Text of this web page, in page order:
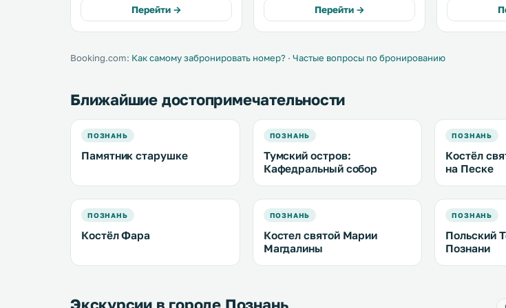
бесплатным беспроводным
доступом в Интернет и отдельной
ванной комнатой. .
Перейти →
города Сважендз. К услугам
гостей номера с Wi-Fi и бесплатная
частная парковка. .
Перейти →
интерьером
с
доступом в
Booking.com: Как самому забронировать номер? · Частые вопросы по бронированию
Ближайшие достопримечательности
ПОЗНАНЬ
Памятник старушке
ПОЗНАНЬ
Тумский остров:
Кафедральный собор
ПОЗНАНЬ
Костёл
на Песке
ПОЗНАНЬ
Костёл Фара
ПОЗНАНЬ
Костел святой Марии
Магдалины
ПОЗНАНЬ
Польский
Познани
Экскурсии в городе Познань